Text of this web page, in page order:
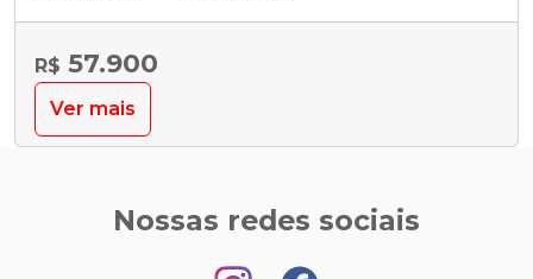
R$ 57.900
Ver mais
Nossas redes sociais